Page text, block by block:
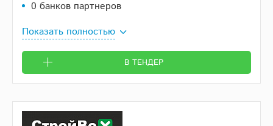
0 банков партнеров
Показать полностью
В ТЕНДЕР